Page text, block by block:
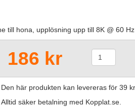
till hona, upplösning upp till 8K @ 60
186 kr
Den här produkten kan levereras för 39 kr
Alltid säker betalning med Kopplat.se.